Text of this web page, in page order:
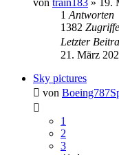
von train183 » 19.
1 Antworten
1382 Zugriffe
Letzter
21. März
Sky pictures
von
1
2
3